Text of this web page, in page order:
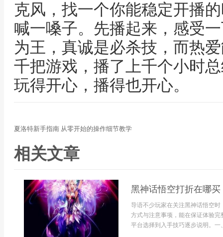
克风，找一个你能稳定开播
喊一嗓子。先播起来，感受
为王，真诚是必杀技，而热
千把游戏，播了上千个小时
玩得开心，播得也开心。
夏洛特新手指南 从零开始的操作细节教学
相关文章
黑神话悟空打折在哪买
导语不少玩家在关注黑神话悟空
方式与注意事项，能在保证体验
平台选择到入手技巧逐步说明。一